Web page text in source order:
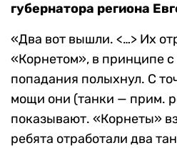
губернатора региона
«Два вот вышли. <…> Их
«Корнетом», в принципе
попадания полыхнул. С
мощи они (танки — прим.
показывают. «Корнеты»
ребята отработали два